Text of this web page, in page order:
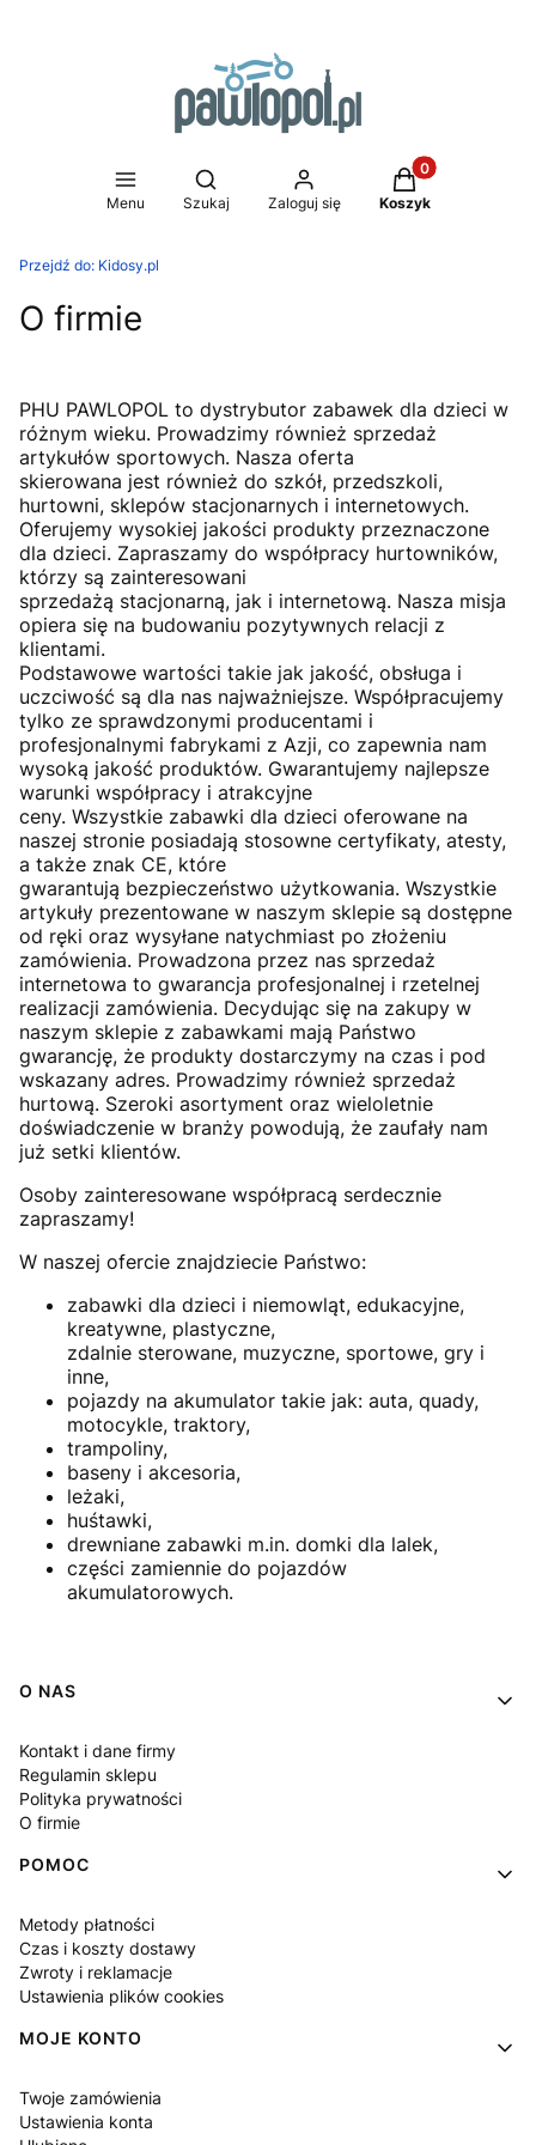
Menu
Otwórz wyszukiwarkę
Szukaj Zaloguj się
Produkty w
Koszyk
Przejdź do: Kidosy.pl
O firmie
PHU PAWLOPOL to dystrybutor zabawek dla dzieci w
różnym wieku. Prowadzimy również sprzedaż
artykułów sportowych. Nasza oferta
skierowana jest również do szkół, przedszkoli,
hurtowni, sklepów stacjonarnych i internetowych.
Oferujemy wysokiej jakości produkty przeznaczone
dla dzieci. Zapraszamy do współpracy hurtowników,
którzy są zainteresowani
sprzedażą stacjonarną, jak i internetową. Nasza misja
opiera się na budowaniu pozytywnych relacji z
klientami.
Podstawowe wartości takie jak jakość, obsługa i
uczciwość są dla nas najważniejsze. Współpracujemy
tylko ze sprawdzonymi producentami i
profesjonalnymi fabrykami z Azji, co zapewnia nam
wysoką jakość produktów. Gwarantujemy najlepsze
warunki współpracy i atrakcyjne
ceny. Wszystkie zabawki dla dzieci oferowane na
naszej stronie posiadają stosowne certyfikaty, atesty,
a także znak CE, które
gwarantują bezpieczeństwo użytkowania. Wszystkie
artykuły prezentowane w naszym sklepie są dostępne
od ręki oraz wysyłane natychmiast po złożeniu
zamówienia. Prowadzona przez nas sprzedaż
internetowa to gwarancja profesjonalnej i rzetelnej
realizacji zamówienia. Decydując się na zakupy w
naszym sklepie z zabawkami mają Państwo
gwarancję, że produkty dostarczymy na czas i pod
wskazany adres. Prowadzimy również sprzedaż
hurtową. Szeroki asortyment oraz wieloletnie
doświadczenie w branży powodują, że zaufały nam
już setki klientów.
Osoby zainteresowane współpracą serdecznie
zapraszamy!
W naszej ofercie znajdziecie Państwo:
zabawki dla dzieci i niemowląt, edukacyjne,
kreatywne, plastyczne,
zdalnie sterowane, muzyczne, sportowe, gry i
inne,
pojazdy na akumulator takie jak: auta, quady,
motocykle, traktory,
trampoliny,
baseny i akcesoria,
leżaki,
huśtawki,
drewniane zabawki m.in. domki dla lalek,
części zamiennie do pojazdów
akumulatorowych.
Linki w stopce
O NAS
Kontakt i dane firmy
Regulamin sklepu
Polityka prywatności
O firmie
POMOC
Metody płatności
Czas i koszty dostawy
Zwroty i reklamacje
Ustawienia plików cookies
MOJE KONTO
Twoje zamówienia
Ustawienia konta